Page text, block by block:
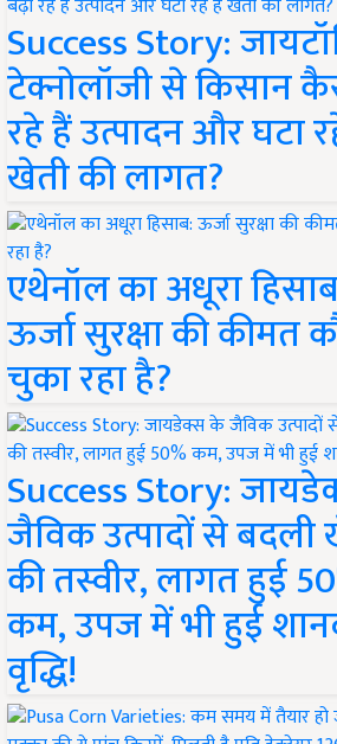
Success Story:
टेक्नोलॉजी से किसान
रहे हैं उत्पादन और घटा
खेती की लागत?
एथेनॉल का अधूरा
ऊर्जा सुरक्षा की कीमत
चुका रहा है?
Success Story:
जैविक उत्पादों से बदली
की तस्वीर, लागत हुई
कम, उपज में भी हुई
वृद्धि!